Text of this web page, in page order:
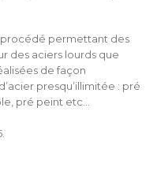
procédé permettant des
des aciers lourds que
de façon
presqu’illimitée : pré
pré peint etc…